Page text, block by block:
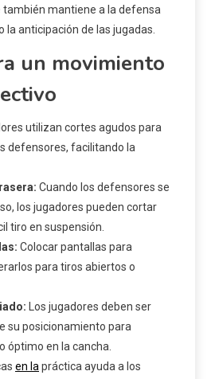
también mantiene a la defensa
la anticipación de las jugadas.
un movimiento
utilizan cortes agudos para
defensores, facilitando la
Cuando los defensores se
los jugadores pueden cortar
tiro en suspensión.
Colocar pantallas para
para tiros abiertos o
Los jugadores deben ser
su posicionamiento para
óptimo en la cancha.
en lapráctica ayuda a los